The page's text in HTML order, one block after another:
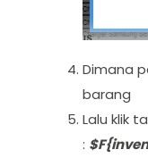
Dimana
barang
Lalu klik
: